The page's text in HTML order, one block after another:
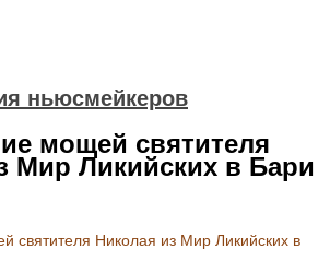
ньюсмейкеров
мощей святителя
Мир Ликийских в Бари
святителя Николая из Мир Ликийских в